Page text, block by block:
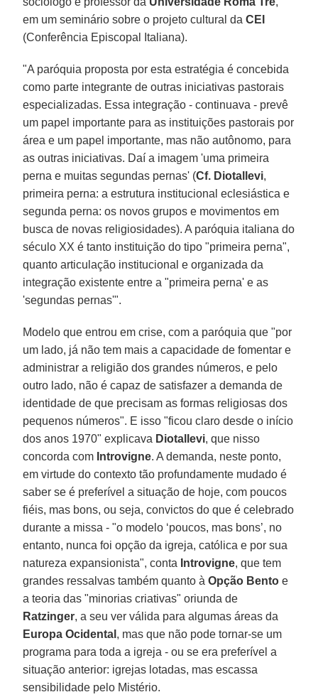
em um seminário sobre o projeto cultural daCEI
(Conferência Episcopal Italiana).
"A paróquia proposta por esta estratégia é concebida
como parte integrante de outras iniciativas pastorais
especializadas. Essa integração - continuava - prevê
um papel importante para as instituições pastorais por
área e um papel importante, mas não autônomo, para
as outras iniciativas. Daí a imagem 'uma primeira
perna e muitas segundas pernas' (Cf. Diotallevi,
primeira perna: a estrutura institucional eclesiástica e
segunda perna: os novos grupos e movimentos em
busca de novas religiosidades). A paróquia italiana do
século XX é tanto instituição do tipo "primeira perna",
quanto articulação institucional e organizada da
integração existente entre a "primeira perna' e as
'segundas pernas'".
Modelo que entrou em crise, com a paróquia que "por
um lado, já não tem mais a capacidade de fomentar e
administrar a religião dos grandes números, e pelo
outro lado, não é capaz de satisfazer a demanda de
identidade de que precisam as formas religiosas dos
pequenos números". E isso "ficou claro desde o início
dos anos 1970" explicava Diotallevi, que nisso
concorda com Introvigne. A demanda, neste ponto,
em virtude do contexto tão profundamente mudado é
saber se é preferível a situação de hoje, com poucos
fiéis, mas bons, ou seja, convictos do que é celebrado
durante a missa - "o modelo ‘poucos, mas bons’, no
entanto, nunca foi opção da igreja, católica e por sua
natureza expansionista", conta Introvigne, que tem
grandes ressalvas também quanto àOpção Bento e
a teoria das "minorias criativas" oriunda de
Ratzinger, a seu ver válida para algumas áreas da
Europa Ocidental , mas que não pode tornar-se um
programa para toda a igreja - ou se era preferível a
situação anterior: igrejas lotadas, mas escassa
sensibilidade pelo Mistério.